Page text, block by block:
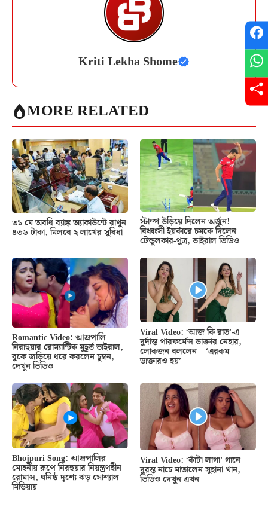
Kriti Lekha Shome
MORE RELATED
৩১ মে অবধি ব্যাঙ্ক অ্যাকাউন্টে রাখুন
৪৩৬ টাকা, মিলবে ২ লাখের সুবিধা
স্টাম্প উড়িয়ে দিলেন অর্জুন!
বিধ্বংসী ইয়র্কারে চমকে দিলেন
টেন্ডুলকার-পুত্র, ভাইরাল ভিডিও
Romantic Video: আম্রপালি–
নিরাহুয়ার রোম্যান্টিক মুহূর্ত ভাইরাল,
বুকে জড়িয়ে ধরে করলেন চুম্বন,
দেখুন ভিডিও
Viral Video: ‘আজ কি রাত’-এ
দুর্দান্ত পারফর্মেন্স ডাক্তার নেহার,
লোকজন বললেন – ‘এরকম
ডাক্তারও হয়’
Bhojpuri Song: আম্রপালির
মোহনীয় রূপে নিরহুয়ার নিয়ন্ত্রণহীন
রোমান্স, ঘনিষ্ঠ দৃশ্যে ঝড় সোশ্যাল
মিডিয়ায়
Viral Video: ‘কাঁটা লাগা’ গানে
দুরন্ত নাচে মাতালেন সুহানা খান,
ভিডিও দেখুন এখন